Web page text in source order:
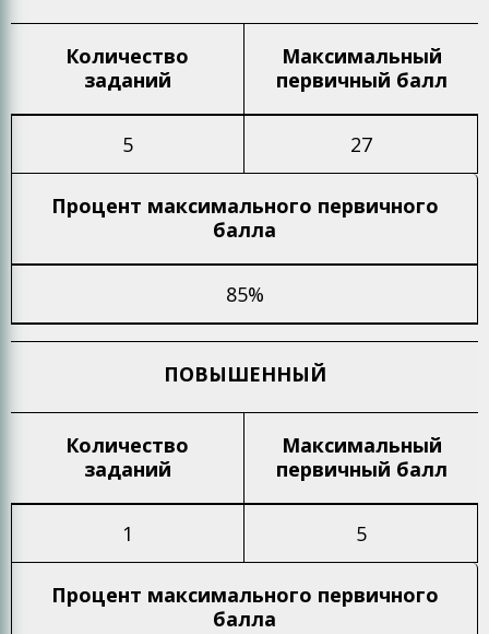
Количество
заданий
Максимальный
первичный балл
5 27
Процент максимального первичного
балла
85%
ПОВЫШЕННЫЙ
Количество
заданий
Максимальный
первичный балл
1 5
Процент максимального первичного
балла